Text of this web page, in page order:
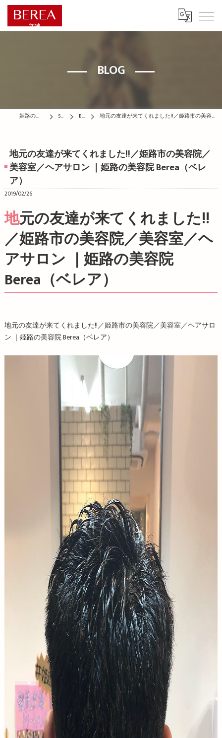
BLOG
姫路の美容院はBEREA STAFF BLOG 地元の友達が来てくれました!!／姫路市の美容院／美容室／ヘアサロン ｜姫路の美容院 Berea（ベレア）
地元の友達が来てくれました!!／姫路市の美容院／
美容室／ヘアサロン ｜姫路の美容院 Berea（ベレ
ア）
2019/02/26
地元の友達が来てくれました!!
／姫路市の美容院／美容室／ヘ
アサロン ｜姫路の美容院
Berea（ベレア）
地元の友達が来てくれました!!／姫路市の美容院／美容室／ヘアサロ
ン ｜姫路の美容院Berea （ベレア）